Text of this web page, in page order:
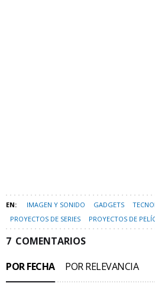
IMAGEN Y SONIDO GADGETS
PROYECTOS DE SERIES
PROYECTOS DE
7 COMENTARIOS
POR FECHA
POR RELEVANCIA